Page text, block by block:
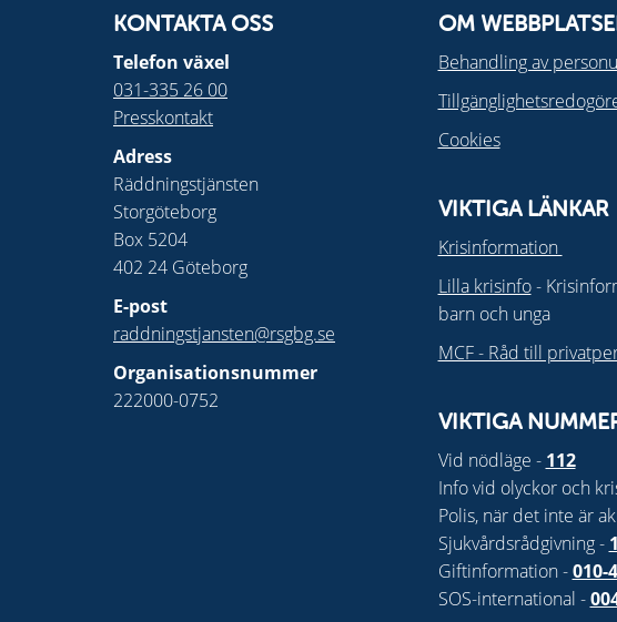
KONTAKTA OSS
Telefon växel
031-335 26 00
Presskontakt
Adress
Räddningstjänsten
Storgöteborg
Box 5204
402 24 Göteborg
E-post
raddningstjansten@rsgbg.se
Organisationsnummer
222000-0752
OM
Behandling av
Cookies
VIKTIGA LÄNKAR
Krisinformation
Lilla krisinfo-
barn och unga
MCF - Råd till
VIKTIGA
Vid nödläge - 112
Info vid olyckor och
Polis, när det inte är
Sjukvårdsrådgivning -
Giftinformation -010-
SOS-international -